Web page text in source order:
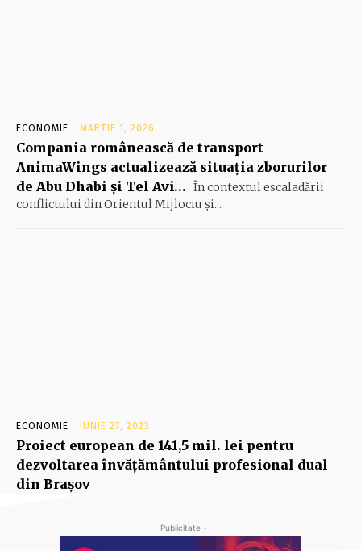
ECONOMIE MARTIE 1, 2026
Compania românească de transport
AnimaWings actualizează situația zborurilor
de Abu Dhabi și Tel Avi… În contextul escaladării
conflictului din Orientul Mijlociu și...
ECONOMIE IUNIE 27, 2023
Proiect european de 141,5 mil. lei pentru
dezvoltarea învăţământului profesional dual
din Braşov
- Publicitate -